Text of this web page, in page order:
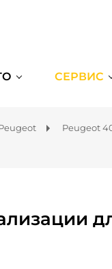
СЕРВИС
Peugeot